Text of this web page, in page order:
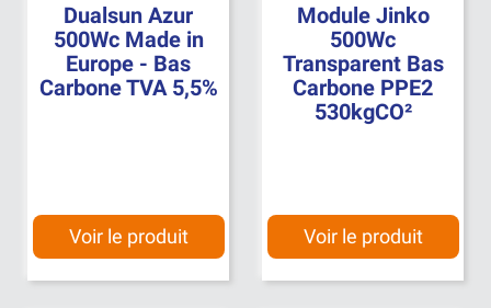
Dualsun Azur
500Wc Made in
Europe - Bas
Carbone TVA 5,5%
Voir le produit
Module Jinko
500Wc
Transparent Bas
Carbone PPE2
530kgCO²
Voir le produit